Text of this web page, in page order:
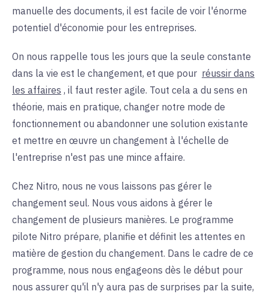
manuelle des documents, il est facile de voir l'énorme
potentiel d'économie pour les entreprises.
On nous rappelle tous les jours que la seule constante
dans la vie est le changement, et que pour réussir dans
les affaires , il faut rester agile. Tout cela a du sens en
théorie, mais en pratique, changer notre mode de
fonctionnement ou abandonner une solution existante
et mettre en œuvre un changement à l'échelle de
l'entreprise n'est pas une mince affaire.
Chez Nitro, nous ne vous laissons pas gérer le
changement seul. Nous vous aidons à gérer le
changement de plusieurs manières. Le programme
pilote Nitro prépare, planifie et définit les attentes en
matière de gestion du changement. Dans le cadre de ce
programme, nous nous engageons dès le début pour
nous assurer qu'il n'y aura pas de surprises par la suite,